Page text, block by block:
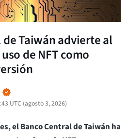
de Taiwán advierte al
de NFT como
UTC (agosto 3, 2026)
el Banco Central de Taiwán ha